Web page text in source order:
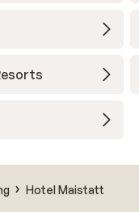
Hotel Maistatt